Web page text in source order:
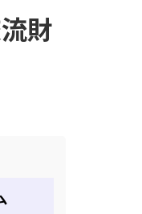
財